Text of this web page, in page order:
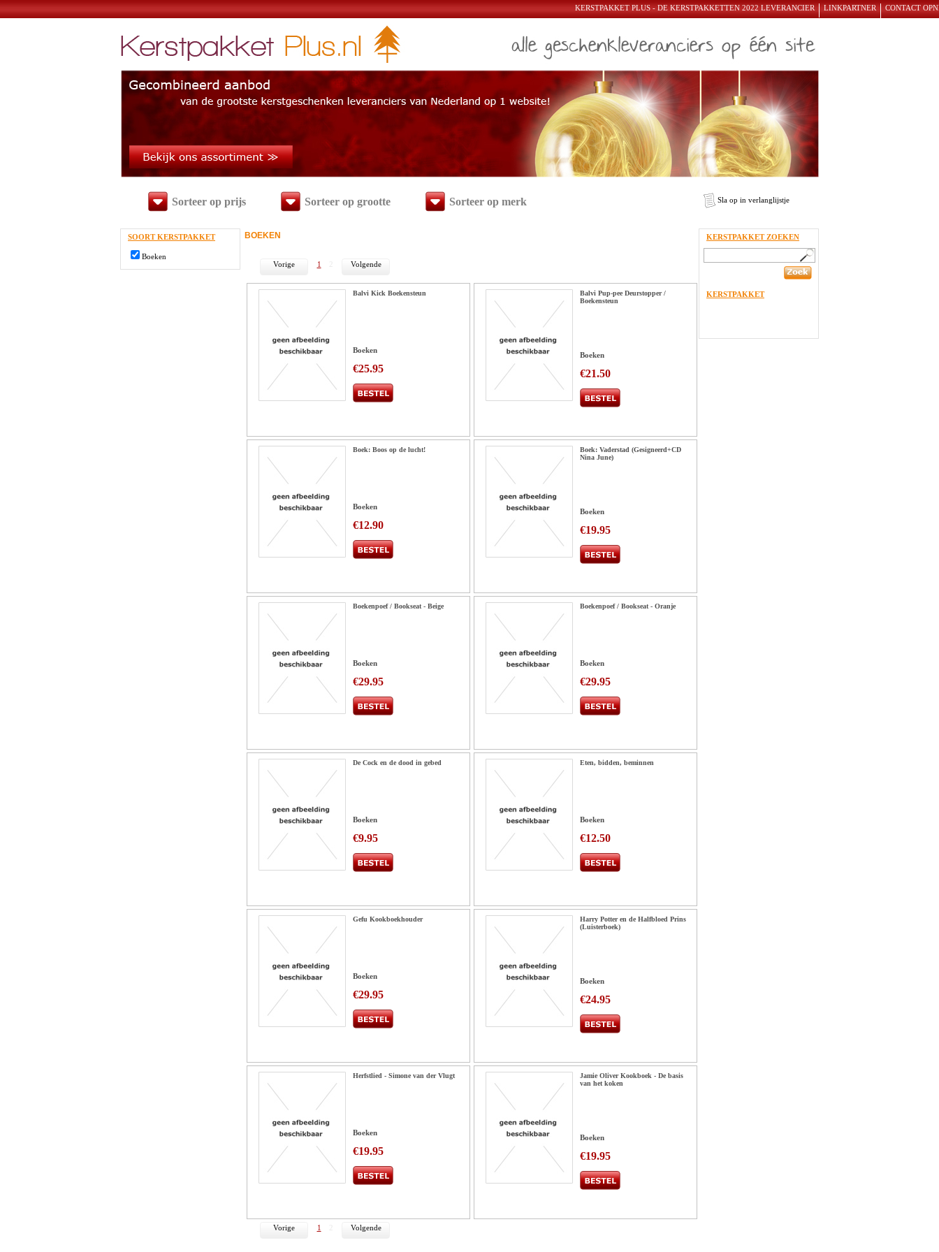
KERSTPAKKET PLUS - DE KERSTPAKKETTEN 2022 LEVERANCIER LINKPARTNER CONTACT
Sorteer op prijs Sorteer op grootte Sorteer op merk Sla op in verlanglijstje
SOORT KERSTPAKKET
Boeken
BOEKEN
Vorige 1 Volgende
Balvi Kick Boekensteun
Boeken
€25.95
Balvi Pup-pee Deurstopper /
Boekensteun
Boeken
€21.50
Boek: Boos op de lucht!
Boeken
€12.90
Boek: Vaderstad (Gesigneerd+CD
Nina June)
Boeken
€19.95
Boekenpoef / Bookseat - Beige
Boeken
€29.95
Boekenpoef / Bookseat - Oranje
Boeken
€29.95
De Cock en de dood in gebed
Boeken
€9.95
Eten, bidden, beminnen
Boeken
€12.50
Gefu Kookboekhouder
Boeken
€29.95
Harry Potter en de Halfbloed Prins
(Luisterboek)
Boeken
€24.95
Herfstlied - Simone van der Vlugt
Boeken
€19.95
Jamie Oliver Kookboek - De basis
van het koken
Boeken
€19.95
Vorige 1 Volgende
KERSTPAKKET ZOEKEN
KERSTPAKKET